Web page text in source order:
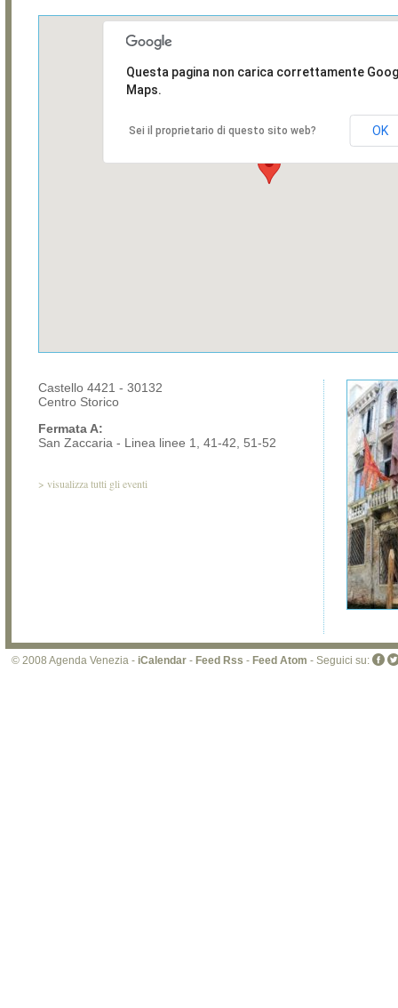
Questa pagina non carica correttamente
Maps.
Sei il proprietario di questo sito web? OK
Castello 4421 - 30132
Centro Storico
Fermata A:
San Zaccaria - Linea linee 1, 41-42, 51-52
> visualizza tutti gli eventi
© 2008 Agenda Venezia - iCalendar - Feed Rss - Feed Atom - Seguici su: